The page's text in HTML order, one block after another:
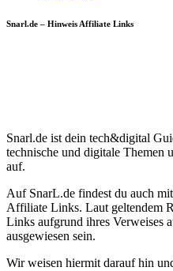
Snarl.de – Hinweis Affiliate Links
Snarl.de ist dein tech&digital
technische und digitale Themen
auf.
Auf SnarL.de findest du auch
Affiliate Links. Laut geltendem
Links aufgrund ihres Verweises
ausgewiesen sein.
Wir weisen hiermit darauf hin